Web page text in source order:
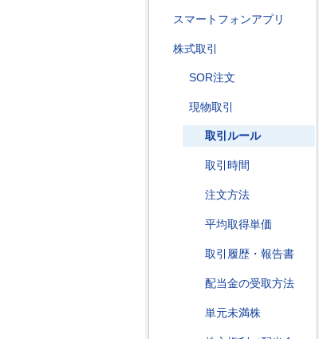
スマートフォンアプリ
株式取引
SOR注文
現物取引
取引ルール
取引時間
注文方法
平均取得単価
取引履歴・報告書
配当金の受取方法
単元未満株